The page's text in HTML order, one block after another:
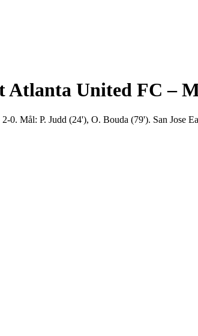
Atlanta United FC –
0. Mål: P. Judd (24'), O. Bouda (79'). San